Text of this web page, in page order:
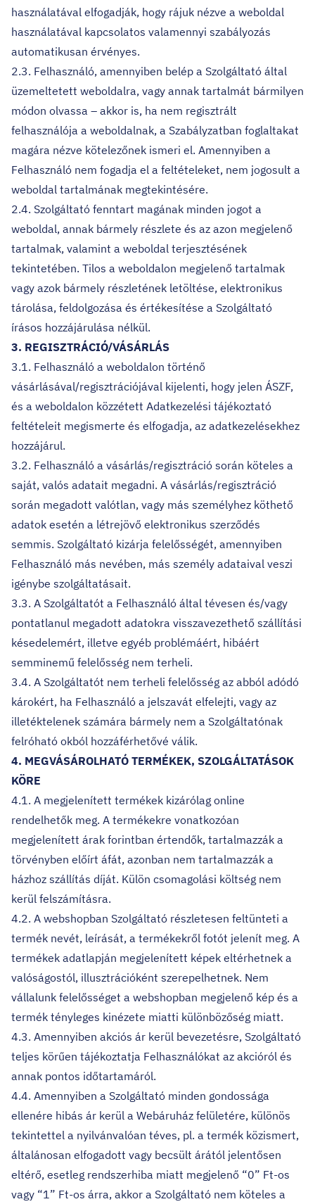
használatával elfogadják, hogy rájuk nézve a weboldal
használatával kapcsolatos valamennyi szabályozás
automatikusan érvényes.
2.3. Felhasználó, amennyiben belép a Szolgáltató által
üzemeltetett weboldalra, vagy annak tartalmát bármilyen
módon olvassa – akkor is, ha nem regisztrált
felhasználója a weboldalnak, a Szabályzatban foglaltakat
magára nézve kötelezőnek ismeri el. Amennyiben a
Felhasználó nem fogadja el a feltételeket, nem jogosult a
weboldal tartalmának megtekintésére.
2.4. Szolgáltató fenntart magának minden jogot a
weboldal, annak bármely részlete és az azon megjelenő
tartalmak, valamint a weboldal terjesztésének
tekintetében. Tilos a weboldalon megjelenő tartalmak
vagy azok bármely részletének letöltése, elektronikus
tárolása, feldolgozása és értékesítése a Szolgáltató
írásos hozzájárulása nélkül.
3. REGISZTRÁCIÓ/VÁSÁRLÁS
3.1. Felhasználó a weboldalon történő
vásárlásával/regisztrációjával kijelenti, hogy jelen ÁSZF,
és a weboldalon közzétett Adatkezelési tájékoztató
feltételeit megismerte és elfogadja, az adatkezelésekhez
hozzájárul.
3.2. Felhasználó a vásárlás/regisztráció során köteles a
saját, valós adatait megadni. A vásárlás/regisztráció
során megadott valótlan, vagy más személyhez köthető
adatok esetén a létrejövő elektronikus szerződés
semmis. Szolgáltató kizárja felelősségét, amennyiben
Felhasználó más nevében, más személy adataival veszi
igénybe szolgáltatásait.
3.3. A Szolgáltatót a Felhasználó által tévesen és/vagy
pontatlanul megadott adatokra visszavezethető szállítási
késedelemért, illetve egyéb problémáért, hibáért
semminemű felelősség nem terheli.
3.4. A Szolgáltatót nem terheli felelősség az abból adódó
károkért, ha Felhasználó a jelszavát elfelejti, vagy az
illetéktelenek számára bármely nem a Szolgáltatónak
felróható okból hozzáférhetővé válik.
4. MEGVÁSÁROLHATÓ TERMÉKEK, SZOLGÁLTATÁSOK
KÖRE
4.1. A megjelenített termékek kizárólag online
rendelhetők meg. A termékekre vonatkozóan
megjelenített árak forintban értendők, tartalmazzák a
törvényben előírt áfát, azonban nem tartalmazzák a
házhoz szállítás díját. Külön csomagolási költség nem
kerül felszámításra.
4.2. A webshopban Szolgáltató részletesen feltünteti a
termék nevét, leírását, a termékekről fotót jelenít meg. A
termékek adatlapján megjelenített képek eltérhetnek a
valóságostól, illusztrációként szerepelhetnek. Nem
vállalunk felelősséget a webshopban megjelenő kép és a
termék tényleges kinézete miatti különbözőség miatt.
4.3. Amennyiben akciós ár kerül bevezetésre, Szolgáltató
teljes körűen tájékoztatja Felhasználókat az akcióról és
annak pontos időtartamáról.
4.4. Amennyiben a Szolgáltató minden gondossága
ellenére hibás ár kerül a Webáruház felületére, különös
tekintettel a nyilvánvalóan téves, pl. a termék közismert,
általánosan elfogadott vagy becsült árától jelentősen
eltérő, esetleg rendszerhiba miatt megjelenő “0” Ft-os
vagy “1” Ft-os árra, akkor a Szolgáltató nem köteles a